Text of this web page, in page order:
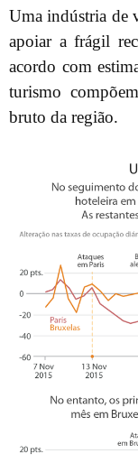
Uma indústria de
apoiar a frágil
acordo com
turismo
bruto da região.